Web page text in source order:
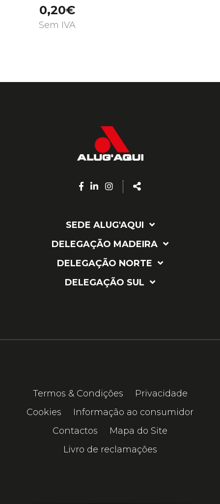
0,20€
Sem IVA
Facebook
Linkedin
Instagram
Share
SEDE ALUG'AQUI
DELEGAÇÃO MADEIRA
DELEGAÇÃO NORTE
DELEGAÇÃO SUL
Termos & Condições
Privacidade
Cookies
Informação ao consumidor
Contactos
Mapa do Site
Livro de reclamações